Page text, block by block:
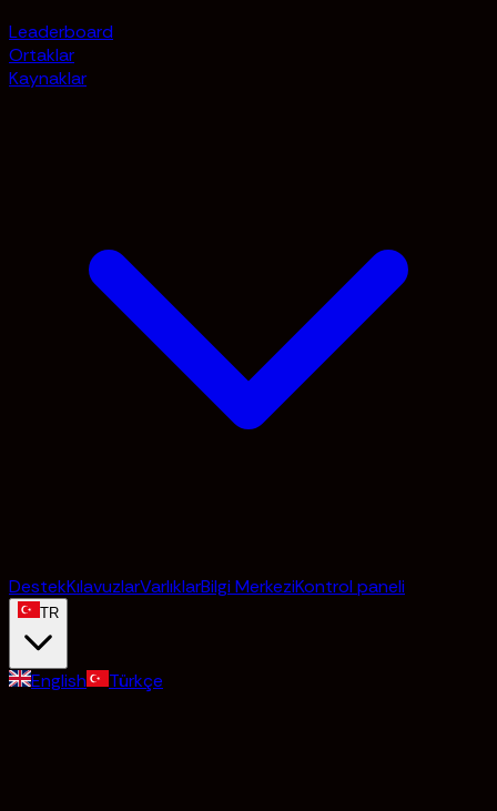
Leaderboard
Ortaklar
Kaynaklar
DestekKılavuzlarVarlıklarBilgi MerkeziKontrol paneli
TR
English Türkçe